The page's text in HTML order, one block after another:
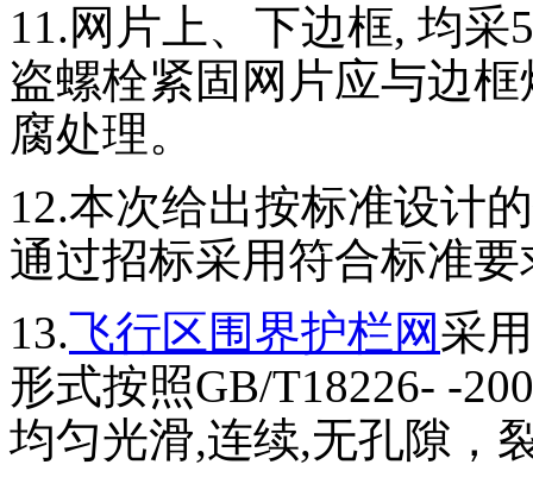
11.网片上、下边框, 均
盗螺栓紧固网片应与边
腐处理。
12.本次给出按标准设计
通过招标采用符合标准
13.飞行区围界护栏网采
形式按照GB/T18226- -
均匀光滑,连续,无孔隙，